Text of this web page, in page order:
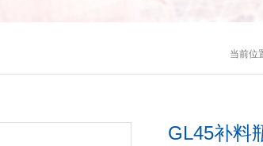
当前位
GL45补料